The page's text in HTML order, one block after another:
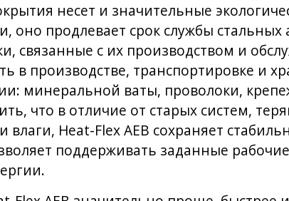
несет и значительные
оно продлевает срок службы
связанные с их производством и
в производстве, транспортировке и
минеральной ваты, проволоки,
что в отличие от старых систем,
Heat-Flex AEB сохраняет
поддерживать заданные